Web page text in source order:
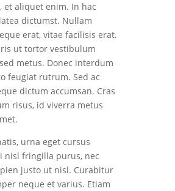
et aliquet enim. In hac
dictumst. Nullam
erat, vitae facilisis erat.
ut tortor vestibulum
metus. Donec interdum
feugiat rutrum. Sed ac
dictum accumsan. Cras
risus, id viverra metus
urna eget cursus
nisl fringilla purus, nec
justo ut nisl. Curabitur
neque et varius. Etiam